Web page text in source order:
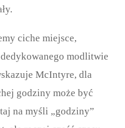
ciche miejsce,
modlitwie
McIntyre, dla
godziny może być
na myśli „godziny”